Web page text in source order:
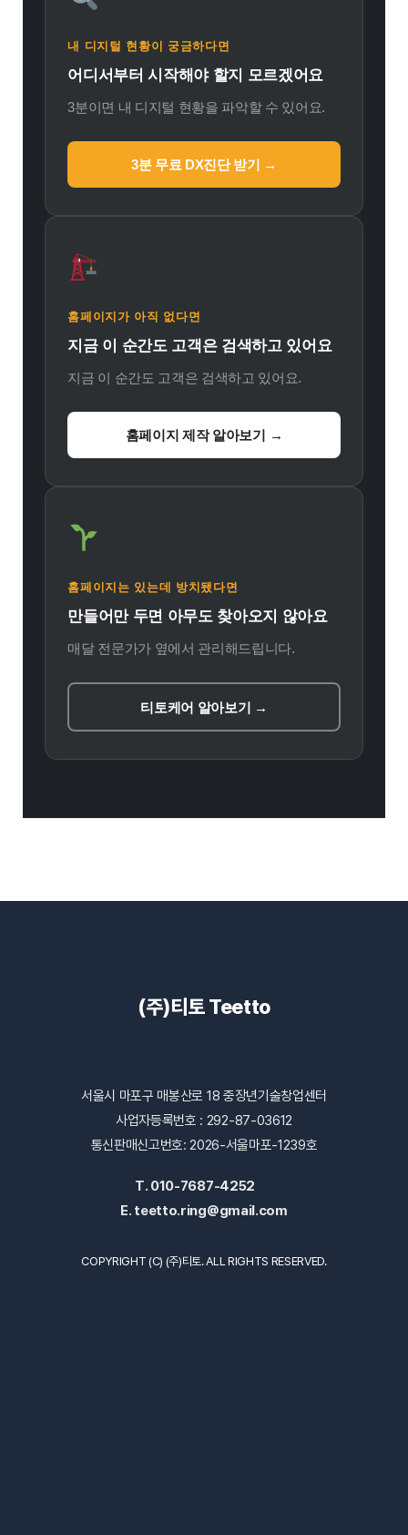
내 디지털 현황이 궁금하다면
어디서부터 시작해야 할지 모르겠어요
3분이면 내 디지털 현황을 파악할 수 있어요.
3분 무료 DX진단 받기 →
홈페이지가 아직 없다면
지금 이 순간도 고객은 검색하고 있어요
지금 이 순간도 고객은 검색하고 있어요.
홈페이지 제작 알아보기 →
홈페이지는 있는데 방치됐다면
만들어만 두면 아무도 찾아오지 않아요
매달 전문가가 옆에서 관리해드립니다.
티토케어 알아보기 →
(주)티토 Teetto
서울시 마포구 매봉산로 18 중장년기술창업센터
사업자등록번호 : 292-87-03612
통신판매신고번호: 2026-서울마포-1239호
T. 010-7687-4252
E. teetto.ring@gmail.com
COPYRIGHT (C) (주)티토. ALL RIGHTS RESERVED.